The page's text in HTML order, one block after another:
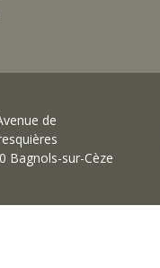
de
Bagnols-sur-Cèze